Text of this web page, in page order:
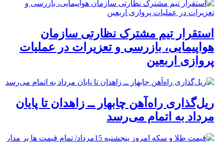
استقرار تیم مشترک نظارتی سازمان
هواپیمایی، بازرسی و تعزیرات در عملیات
پروازی اربعین
ریل‌گذاری راه‌آهن چابهار ــ زاهدان تا پایان
مرداد به اتمام می‌رسد